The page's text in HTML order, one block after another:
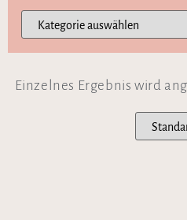
Einzelnes Ergebnis wird